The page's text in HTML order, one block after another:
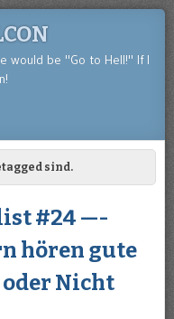
would be "Go to Hell!" If I
sind.
#24 —-
hören gute
oder Nicht